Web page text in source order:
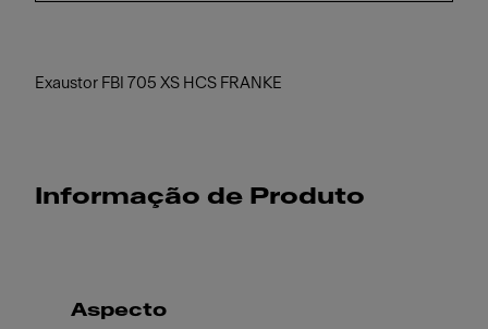
Exaustor FBI 705 XS HCS FRANKE
Informação de Produto
Aspecto